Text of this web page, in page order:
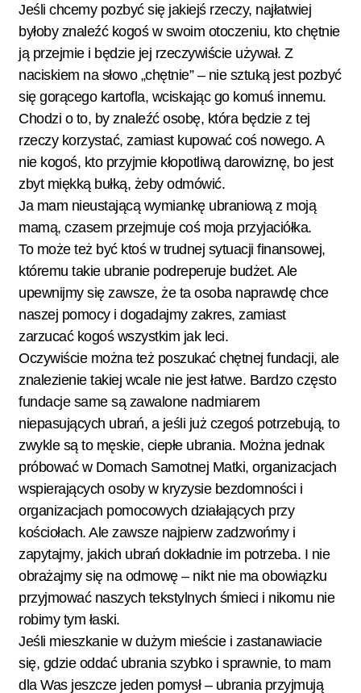
Jeśli chcemy pozbyć się jakiejś rzeczy, najłatwiej
byłoby znaleźć kogoś w swoim otoczeniu, kto chętnie
ją przejmie i będzie jej rzeczywiście używał. Z
naciskiem na słowo „chętnie” – nie sztuką jest pozbyć
się gorącego kartofla, wciskając go komuś innemu.
Chodzi o to, by znaleźć osobę, która będzie z tej
rzeczy korzystać, zamiast kupować coś nowego. A
nie kogoś, kto przyjmie kłopotliwą darowiznę, bo jest
zbyt miękką bułką, żeby odmówić.
Ja mam nieustającą wymiankę ubraniową z moją
mamą, czasem przejmuje coś moja przyjaciółka.
To może też być ktoś w trudnej sytuacji finansowej,
któremu takie ubranie podreperuje budżet. Ale
upewnijmy się zawsze, że ta osoba naprawdę chce
naszej pomocy i dogadajmy zakres, zamiast
zarzucać kogoś wszystkim jak leci.
Oczywiście można też poszukać chętnej fundacji, ale
znalezienie takiej wcale nie jest łatwe. Bardzo często
fundacje same są zawalone nadmiarem
niepasujących ubrań, a jeśli już czegoś potrzebują, to
zwykle są to męskie, ciepłe ubrania. Można jednak
próbować w Domach Samotnej Matki, organizacjach
wspierających osoby w kryzysie bezdomności i
organizacjach pomocowych działających przy
kościołach. Ale zawsze najpierw zadzwońmy i
zapytajmy, jakich ubrań dokładnie im potrzeba. I nie
obrażajmy się na odmowę – nikt nie ma obowiązku
przyjmować naszych tekstylnych śmieci i nikomu nie
robimy tym łaski.
Jeśli mieszkanie w dużym mieście i zastanawiacie
się, gdzie oddać ubrania szybko i sprawnie, to mam
dla Was jeszcze jeden pomysł – ubrania przyjmują